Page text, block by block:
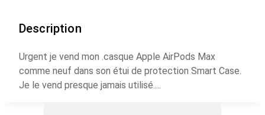
Description
Urgent je vend mon .casque Apple AirPods Max
comme neuf dans son étui de protection Smart Case.
Je le vend presque jamais utilisé.